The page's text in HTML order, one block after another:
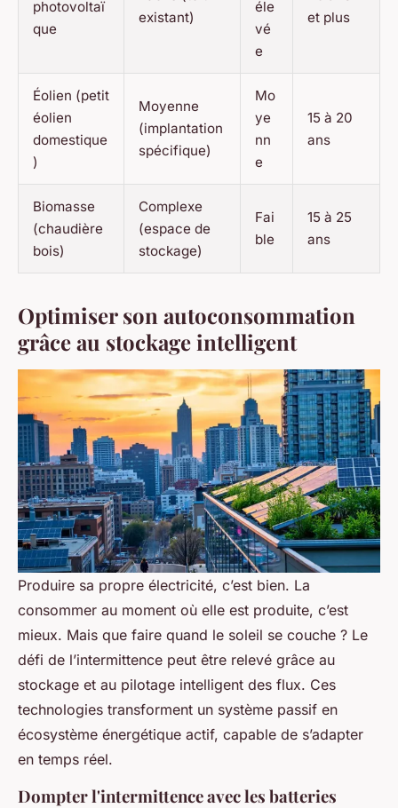
photovoltaï
que
existant)
éle
vé
e
et plus
Éolien (petit
éolien
domestique
)
Moyenne
(implantation
spécifique)
Mo
ye
nn
e
15 à 20
ans
Biomasse
(chaudière
bois)
Complexe
(espace de
stockage)
Fai
ble
15 à 25
ans
Optimiser son autoconsommation
grâce au stockage intelligent
Produire sa propre électricité, c’est bien. La
consommer au moment où elle est produite, c’est
mieux. Mais que faire quand le soleil se couche ? Le
défi de l’intermittence peut être relevé grâce au
stockage et au pilotage intelligent des flux. Ces
technologies transforment un système passif en
écosystème énergétique actif, capable de s’adapter
en temps réel.
Dompter l'intermittence avec les batteries